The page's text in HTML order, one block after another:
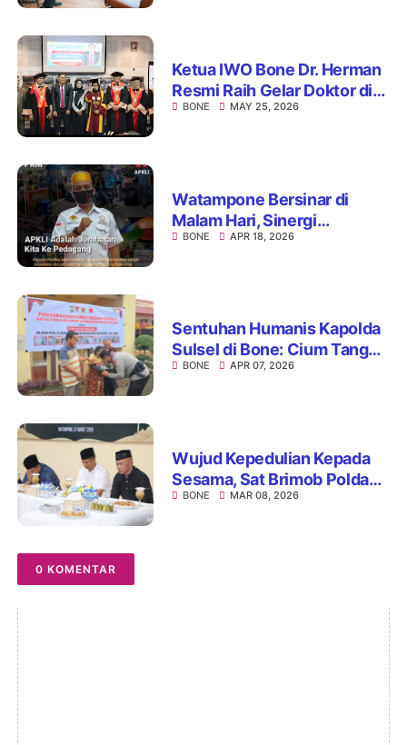
Ketua IWO Bone Dr. Herman
Resmi Raih Gelar Doktor di
Unhas
BONE MAY 25, 2026
Watampone Bersinar di
Malam Hari, Sinergi
Pemerintah dan UMKM
BONE APR 18, 2026
Sentuhan Humanis Kapolda
Sulsel di Bone: Cium Tangan
Nenek Penerima Bedah
BONE APR 07, 2026
Wujud Kepedulian Kepada
Sesama, Sat Brimob Polda
Sulsel Gelar Acara Bukber
BONE MAR 08, 2026
0 KOMENTAR